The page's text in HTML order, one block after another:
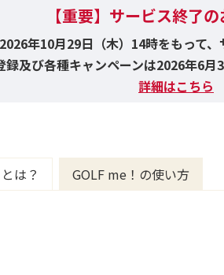
【重要】サービス終了
年10月29日（木）14時をもって、
及び各種キャンペーンは2026年6月
詳細はこちら
は？ GOLF me！の使い方